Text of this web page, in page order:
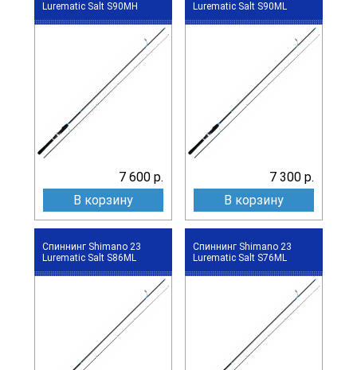
Lurematic Salt S90MH
7 600 р.
В корзину
Lurematic Salt S90ML
7 300 р.
В корзину
Спиннинг Shimano 23
Lurematic Salt S86ML
Спиннинг Shimano 23
Lurematic Salt S76ML